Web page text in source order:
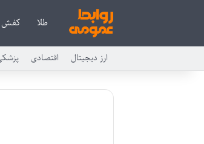
طلا کفش
ارز دیجیتال اقتصادی